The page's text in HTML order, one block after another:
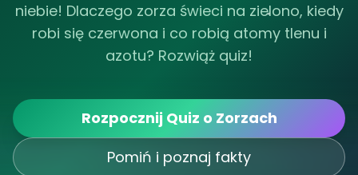
niebie! Dlaczego zorza świeci na zielono, kiedy
robi się czerwona i co robią atomy tlenu i
azotu? Rozwiąż quiz!
Rozpocznij Quiz o Zorzach
Pomiń i poznaj fakty